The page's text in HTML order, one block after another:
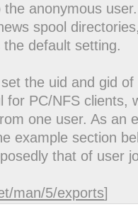
anonymous
spool
default setting.
the uid and gid
for PC/NFS clients,
one user. As an
example section
that of user
man/5/exports]